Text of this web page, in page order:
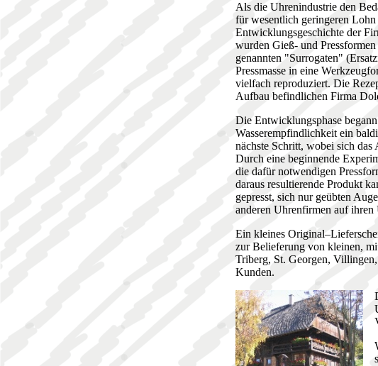
Als die Uhrenindustrie den
für wesentlich geringeren
Entwicklungsgeschichte der
wurden Gieß- und
genannten "Surrogaten"
Pressmasse in eine
vielfach reproduziert. Die
Aufbau befindlichen Firma
Die Entwicklungsphase
Wasserempfindlichkeit ein
nächste Schritt, wobei sich das
Durch eine beginnende
die dafür notwendigen
daraus resultierende Produkt
gepresst, sich nur geübten
anderen Uhrenfirmen auf ihren
Ein kleines
zur Belieferung von kleinen,
Triberg, St. Georgen,
Kunden.